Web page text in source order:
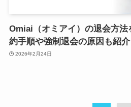
Omiai（オミアイ）の退会方法
約手順や強制退会の原因も紹介
2026年2月24日